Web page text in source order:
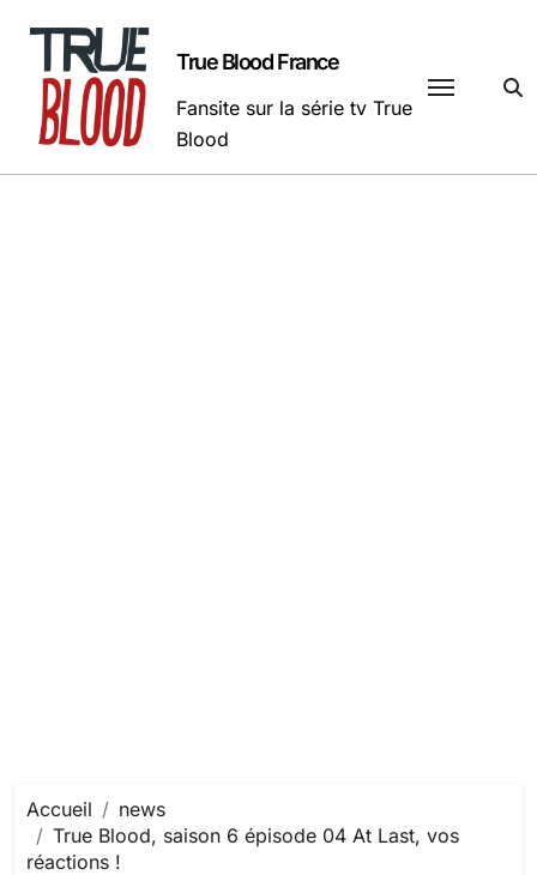
contenu
True Blood France
Fansite sur la série tv True
Blood
Accueil
news
True Blood, saison 6 épisode 04 At Last, vos
réactions !